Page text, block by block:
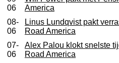
06
America
08-
06
Linus Lundqvist pakt
Road America
07-
06
Alex Palou klokt snelste
Road America